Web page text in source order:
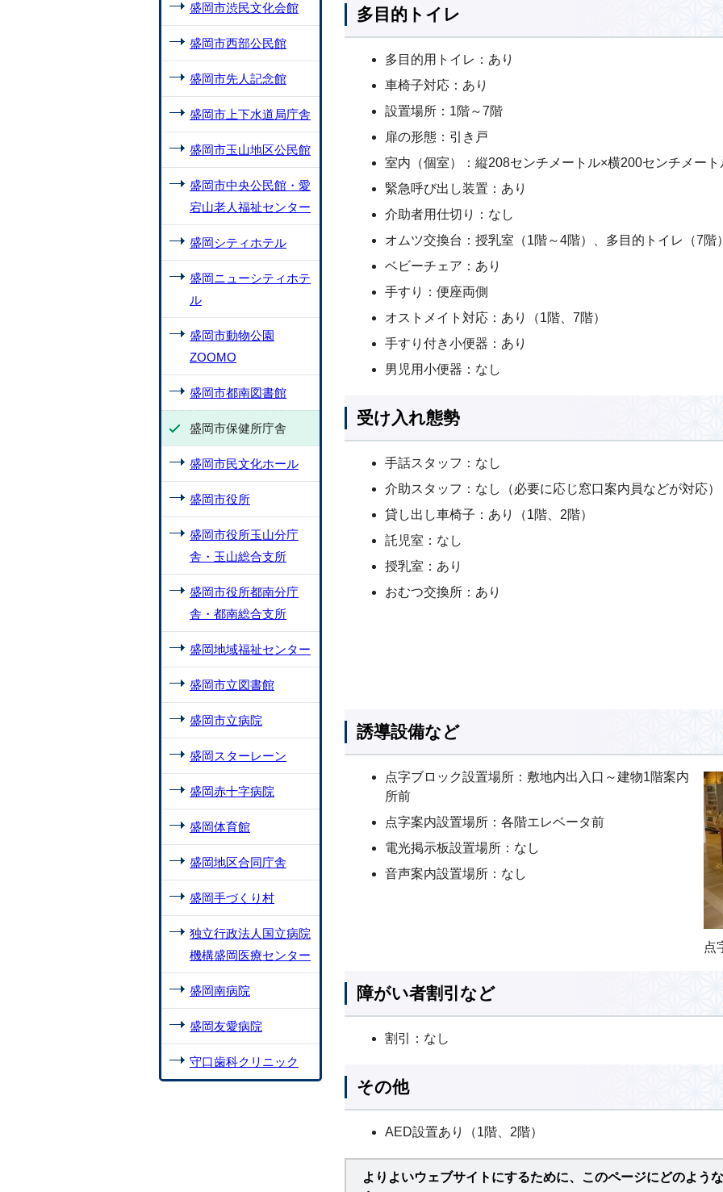
多目的トイレ
多目的用トイレ：あり
車椅子対応：あり
設置場所：1階～7階
扉の形態：引き戸
室内（個室）：縦208センチメートル×横200センチメート
緊急呼び出し装置：あり
介助者用仕切り：なし
オムツ交換台：授乳室（1階～4階）、多目的トイレ（7階
ベビーチェア：あり
手すり：便座両側
オストメイト対応：あり（1階、7階）
手すり付き小便器：あり
男児用小便器：なし
受け入れ態勢
手話スタッフ：なし
介助スタッフ：なし（必要に応じ窓口案内員などが対応）
貸し出し車椅子：あり（1階、2階）
託児室：なし
授乳室：あり
おむつ交換所：あり
誘導設備など
点
点字ブロック設置場所：敷地内出入口～建物1階案内
所前
点字案内設置場所：各階エレベータ前
電光掲示板設置場所：なし
音声案内設置場所：なし
障がい者割引など
割引：なし
その他
AED設置あり（1階、2階）
よりよいウェブサイトにするために、このページにどのよう
盛岡市渋民文化会館
盛岡市西部公民館
盛岡市先人記念館
盛岡市上下水道局庁舎
盛岡市玉山地区公民館
盛岡市中央公民館・愛
宕山老人福祉センター
盛岡シティホテル
盛岡ニューシティホテ
ル
盛岡市動物公園
ZOOMO
盛岡市都南図書館
盛岡市保健所庁舎
盛岡市民文化ホール
盛岡市役所
盛岡市役所玉山分庁
舎・玉山総合支所
盛岡市役所都南分庁
舎・都南総合支所
盛岡地域福祉センター
盛岡市立図書館
盛岡市立病院
盛岡スターレーン
盛岡赤十字病院
盛岡体育館
盛岡地区合同庁舎
盛岡手づくり村
独立行政法人国立病院
機構盛岡医療センター
盛岡南病院
盛岡友愛病院
守口歯科クリニック